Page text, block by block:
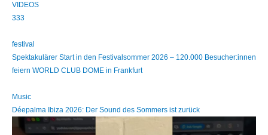
VIDEOS
333
festival
Spektakulärer Start in den Festivalsommer 2026 – 120.000 Besucher:innen
feiern WORLD CLUB DOME in Frankfurt
Music
Déepalma Ibiza 2026: Der Sound des Sommers ist zurück